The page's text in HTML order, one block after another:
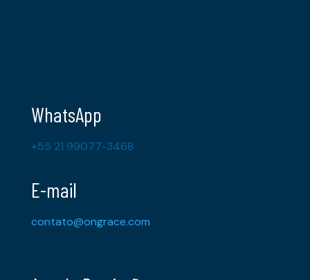
WhatsApp
+55 21 99077-3468
E-mail
contato@ongrace.com